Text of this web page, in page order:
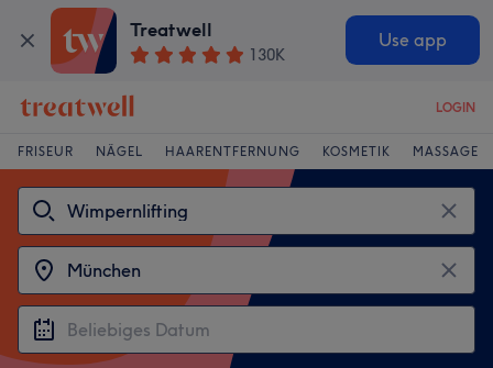
Treatwell
130K
Use app
LOGIN
FRISEUR NÄGEL HAARENTFERNUNG KOSMETIK MASSAGE